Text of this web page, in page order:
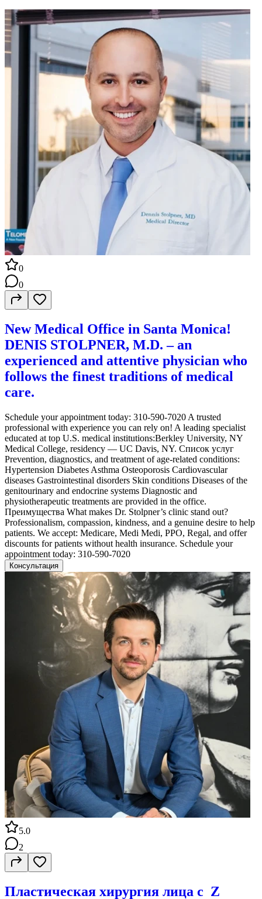
0
0
New Medical Office in Santa Monica!
DENIS STOLPNER, M.D. – an
experienced and attentive physician who
follows the finest traditions of medical
care.
Schedule your appointment today: 310-590-7020 A trusted
professional with experience you can rely on! A leading specialist
educated at top U.S. medical institutions:Berkley University, NY
Medical College, residency — UC Davis, NY. Список услуг
Prevention, diagnostics, and treatment of age-related conditions:
Hypertension Diabetes Asthma Osteoporosis Cardiovascular
diseases Gastrointestinal disorders Skin conditions Diseases of the
genitourinary and endocrine systems Diagnostic and
physiotherapeutic treatments are provided in the office.
Преимущества What makes Dr. Stolpner’s clinic stand out?
Professionalism, compassion, kindness, and a genuine desire to help
patients. We accept: Medicare, Medi Medi, PPO, Regal, and offer
discounts for patients without health insurance. Schedule your
appointment today: 310-590-7020
Консультация
5.0
2
Пластическая хирургия лица с Z